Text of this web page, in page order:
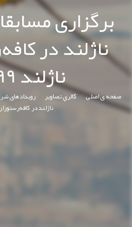
ناژلند در
ناژلند 1399
صفحه ی اصلی/گالري تصاوير/ رویدادهای شرکت
ناژلند در کافه‌رستوران